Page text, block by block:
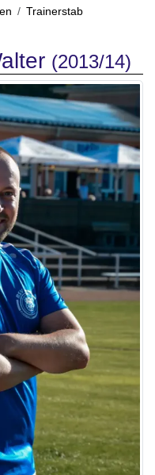
Trainerstab
(2013/14)